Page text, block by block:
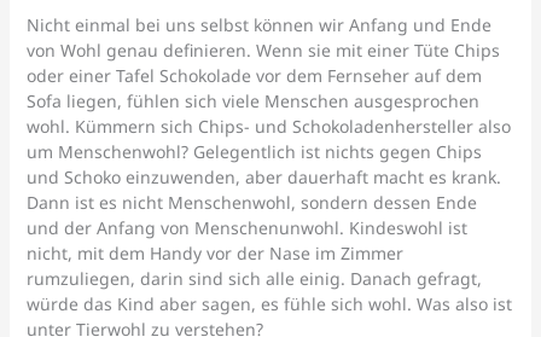
Nicht einmal bei uns selbst können wir Anfang und Ende
von Wohl genau definieren. Wenn sie mit einer Tüte Chips
oder einer Tafel Schokolade vor dem Fernseher auf dem
Sofa liegen, fühlen sich viele Menschen ausgesprochen
wohl. Kümmern sich Chips- und Schokoladenhersteller also
um Menschenwohl? Gelegentlich ist nichts gegen Chips
und Schoko einzuwenden, aber dauerhaft macht es krank.
Dann ist es nicht Menschenwohl, sondern dessen Ende
und der Anfang von Menschenunwohl. Kindeswohl ist
nicht, mit dem Handy vor der Nase im Zimmer
rumzuliegen, darin sind sich alle einig. Danach gefragt,
würde das Kind aber sagen, es fühle sich wohl. Was also ist
unter Tierwohl zu verstehen?